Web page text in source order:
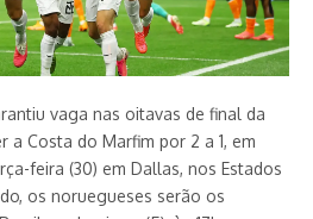
vaga nas oitavas de final da
a Costa do Marfim por 2 a 1, em
feira (30) em Dallas, nos Estados
os noruegueses serão os